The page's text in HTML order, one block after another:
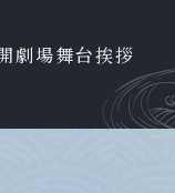
劇場舞台挨拶